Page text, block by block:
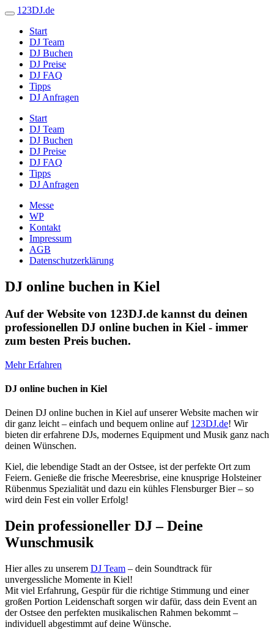
123DJ.de
Start
DJ Team
DJ Buchen
DJ Preise
DJ FAQ
Tipps
DJ Anfragen
Start
DJ Team
DJ Buchen
DJ Preise
DJ FAQ
Tipps
DJ Anfragen
Messe
WP
Kontakt
Impressum
AGB
Datenschutzerklärung
DJ online buchen in Kiel
Auf der Website von 123DJ.de kannst du deinen
professionellen DJ online buchen in Kiel - immer
zum besten Preis buchen.
Mehr Erfahren
DJ online buchen in Kiel
Deinen DJ online buchen in Kiel auf unserer Website machen wir
dir ganz leicht – einfach und bequem online auf 123DJ.de! Wir
bieten dir erfahrene DJs, modernes Equipment und Musik ganz nach
deinen Wünschen.
Kiel, die lebendige Stadt an der Ostsee, ist der perfekte Ort zum
Feiern. Genieße die frische Meeresbrise, eine knusprige Holsteiner
Rübenmus Spezialität und dazu ein kühles Flensburger Bier – so
wird dein Fest ein voller Erfolg!
Dein professioneller DJ – Deine
Wunschmusik
Hier alles zu unserem DJ Team – dein Soundtrack für
unvergessliche Momente in Kiel!
Mit viel Erfahrung, Gespür für die richtige Stimmung und einer
großen Portion Leidenschaft sorgen wir dafür, dass dein Event an
der Ostsee den perfekten musikalischen Rahmen bekommt –
individuell abgestimmt auf deine Wünsche.